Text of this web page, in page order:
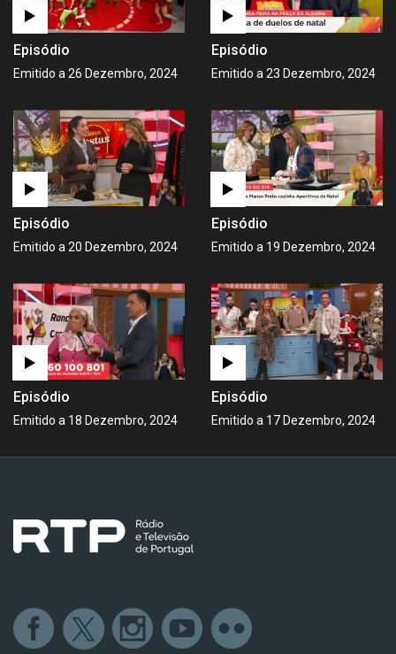
Episódio
Emitido a 26 Dezembro, 2024
Episódio
Emitido a 23 Dezembro, 2024
Episódio
Emitido a 20 Dezembro, 2024
Episódio
Emitido a 19 Dezembro, 2024
Episódio
Emitido a 18 Dezembro, 2024
Episódio
Emitido a 17 Dezembro, 2024